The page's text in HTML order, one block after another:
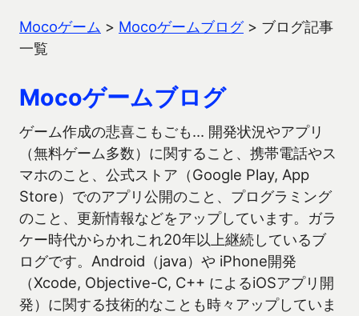
Mocoゲーム > Mocoゲームブログ> ブログ記事
一覧
Mocoゲームブログ
ゲーム作成の悲喜こもごも… 開発状況やアプリ
（無料ゲーム多数）に関すること、携帯電話やス
マホのこと、公式ストア（Google Play, App
Store）でのアプリ公開のこと、プログラミング
のこと、更新情報などをアップしています。ガラ
ケー時代からかれこれ20年以上継続しているブ
ログです。Android（java）や iPhone開発
（Xcode, Objective-C, C++ によるiOSアプリ開
発）に関する技術的なことも時々アップしていま